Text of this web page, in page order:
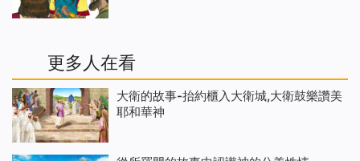
更多人在看
大衛的故事-抬約櫃入大衛城,大衛鼓樂讚美
耶和華神